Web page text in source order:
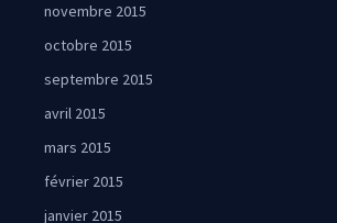
novembre 2015
octobre 2015
septembre 2015
avril 2015
mars 2015
février 2015
janvier 2015